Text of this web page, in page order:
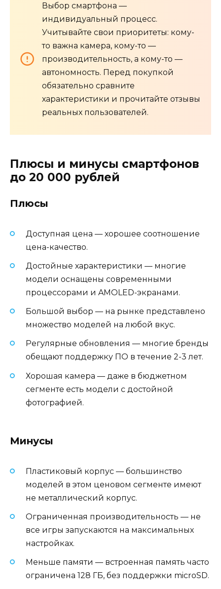
Выбор смартфона —
индивидуальный процесс.
Учитывайте свои приоритеты: кому-
то важна камера, кому-то —
производительность, а кому-то —
автономность. Перед покупкой
обязательно сравните
характеристики и прочитайте отзывы
реальных пользователей.
Плюсы и минусы смартфонов
до 20 000 рублей
Плюсы
Доступная цена — хорошее соотношение
цена-качество.
Достойные характеристики — многие
модели оснащены современными
процессорами и AMOLED-экранами.
Большой выбор — на рынке представлено
множество моделей на любой вкус.
Регулярные обновления — многие бренды
обещают поддержку ПО в течение 2-3 лет.
Хорошая камера — даже в бюджетном
сегменте есть модели с достойной
фотографией.
Минусы
Пластиковый корпус — большинство
моделей в этом ценовом сегменте имеют
не металлический корпус.
Ограниченная производительность — не
все игры запускаются на максимальных
настройках.
Меньше памяти — встроенная память часто
ограничена 128 ГБ, без поддержки microSD.